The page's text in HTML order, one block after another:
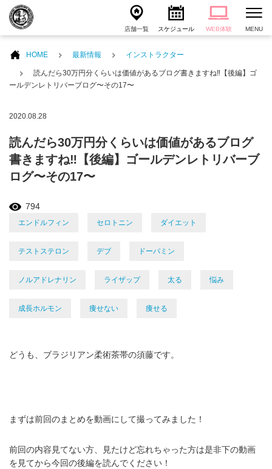
店舗一覧 スケジュール WEB体験 MENU
HOME 最新情報 インストラクター
読んだら30万円分くらいは価値があるブログ書きますね‼️【後編】ゴ
ールデンレトリバーブログ〜その17〜
2020.08.28
読んだら30万円分くらいは価値があるブログ
書きますね‼️【後編】ゴールデンレトリバーブ
ログ〜その17〜
794
エンドルフィン セロトニン ダイエット
テストステロン デブ ドーパミン
ノルアドレナリン ライザップ 太る 悩み
成長ホルモン 痩せない 痩せる
どうも、ブラジリアン柔術茶帯の須藤です。
まずは前回のまとめを動画にして撮ってみました！
前回の内容見てない方、見たけど忘れちゃった方は是非下の動画
を見てから今回の後編を読んでください！